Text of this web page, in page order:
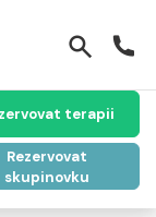
terapii
Rezervovat
skupinovku